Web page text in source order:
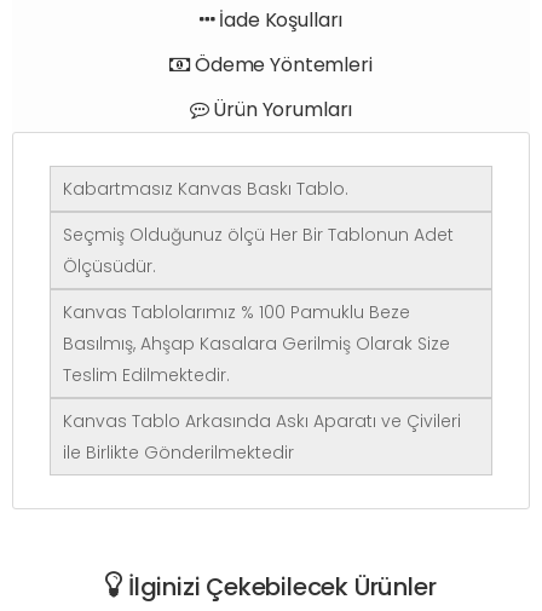
İade Koşulları
Ödeme Yöntemleri
Ürün Yorumları
Kabartmasız Kanvas Baskı Tablo.
Seçmiş Olduğunuz ölçü Her Bir Tablonun Adet
Ölçüsüdür.
Kanvas Tablolarımız % 100 Pamuklu Beze
Basılmış, Ahşap Kasalara Gerilmiş Olarak Size
Teslim Edilmektedir.
Kanvas Tablo Arkasında Askı Aparatı ve Çivileri
ile Birlikte Gönderilmektedir
İlginizi Çekebilecek Ürünler